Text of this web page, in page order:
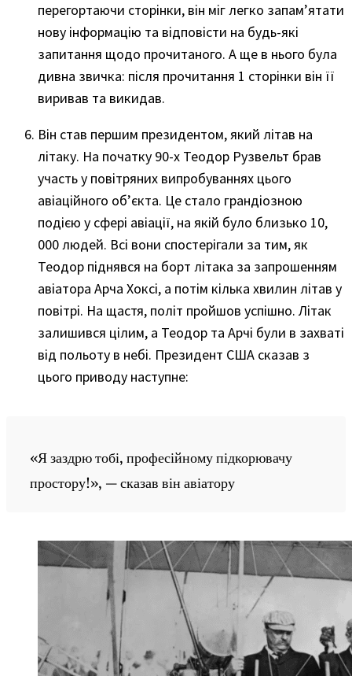
перегортаючи сторінки, він міг легко запам’ятати
нову інформацію та відповісти на будь-які
запитання щодо прочитаного. А ще в нього була
дивна звичка: після прочитання 1 сторінки він її
виривав та викидав.
Він став першим президентом, який літав на
літаку. На початку 90-х Теодор Рузвельт брав
участь у повітряних випробуваннях цього
авіаційного об’єкта. Це стало грандіозною
подією у сфері авіації, на якій було близько 10,
000 людей. Всі вони спостерігали за тим, як
Теодор піднявся на борт літака за запрошенням
авіатора Арча Хоксі, а потім кілька хвилин літав у
повітрі. На щастя, політ пройшов успішно. Літак
залишився цілим, а Теодор та Арчі були в захваті
від польоту в небі. Президент США сказав з
цього приводу наступне:
«Я заздрю ​​тобі, професійному підкорювачу
простору!», — сказав він авіатору